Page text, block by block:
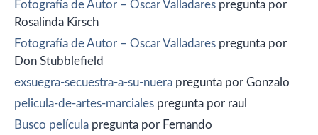
Fotografía de Autor – Oscar Valladares pregunta por
Rosalinda Kirsch
Fotografía de Autor – Oscar Valladares pregunta por
Don Stubblefield
exsuegra-secuestra-a-su-nuera pregunta por Gonzalo
pelicula-de-artes-marciales pregunta por raul
Busco película pregunta por Fernando